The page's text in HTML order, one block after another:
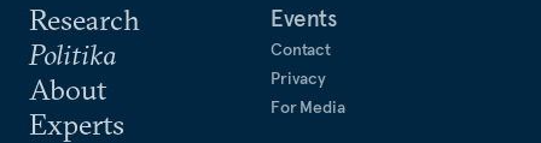
Research
Politika
About
Experts
Events
Contact
Privacy
For Media